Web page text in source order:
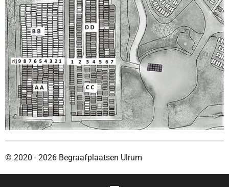
© 2020 - 2026 Begraafplaatsen Ulrum